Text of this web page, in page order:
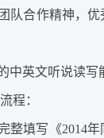
队合作精神，
中英文听说读写
程：
整填写《2014